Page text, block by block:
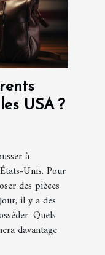
USA ?
à
Unis. Pour
des pièces
il y a des
Quels
davantage